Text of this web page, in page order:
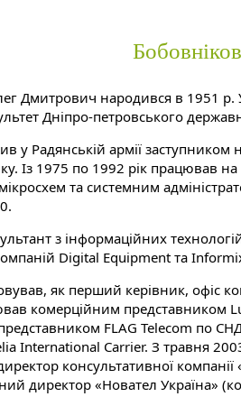
Дмитрович народився в 1951 р.
Дніпро-петровського
у Радянській армії заступником
Із 1975 по 1992 рік працював
та системним
з інформаційних
Digital Equipment та
як перший керівник, офіс
комерційним представником
FLAG Telecom по
International Carrier. З травня
консультативної компанії
директор «Новател Україна»